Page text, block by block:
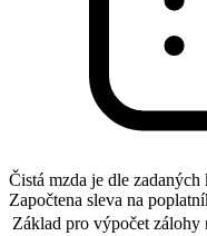
Čistá mzda je dle
Započtena sleva na
Základ pro výpočet zálohy